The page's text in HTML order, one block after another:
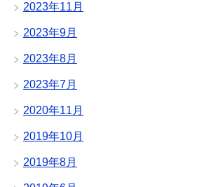
2023年11月
2023年9月
2023年8月
2023年7月
2020年11月
2019年10月
2019年8月